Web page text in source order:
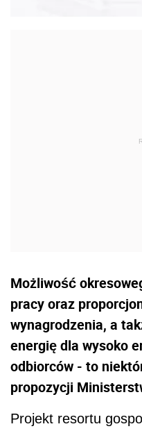
Możliwość
pracy oraz
wynagrodzenia, a
energię dla wysoko
odbiorców - to
propozycji
Projekt resortu